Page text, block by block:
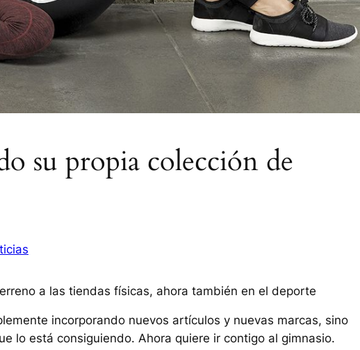
su propia colección de
a las tiendas físicas, ahora también en el deporte
incorporando nuevos artículos y nuevas marcas, sino
lo está consiguiendo. Ahora quiere ir contigo al gimnasio.